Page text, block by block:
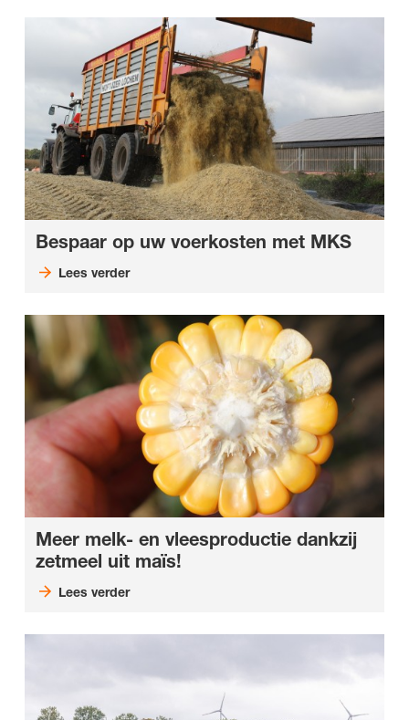
Bespaar op uw voerkosten met MKS
Lees verder
Meer melk- en vleesproductie dankzij
zetmeel uit maïs!
Lees verder